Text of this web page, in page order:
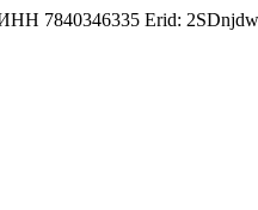
7840346335 Erid: